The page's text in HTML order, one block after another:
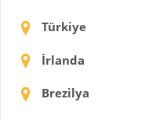
Türkiye
İrlanda
Brezilya